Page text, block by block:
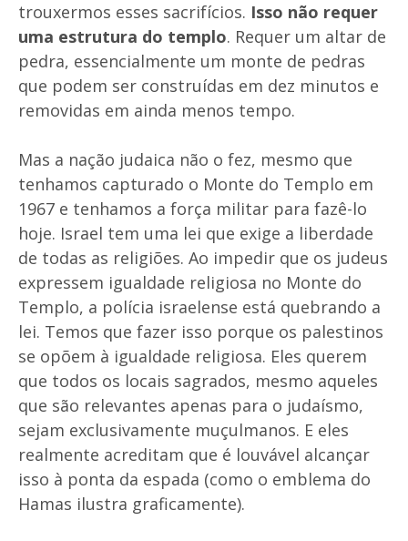
trouxermos esses sacrifícios. Isso não requer
uma estrutura do templo. Requer um altar de
pedra, essencialmente um monte de pedras
que podem ser construídas em dez minutos e
removidas em ainda menos tempo.
Mas a nação judaica não o fez, mesmo que
tenhamos capturado o Monte do Templo em
1967 e tenhamos a força militar para fazê-lo
hoje. Israel tem uma lei que exige a liberdade
de todas as religiões. Ao impedir que os judeus
expressem igualdade religiosa no Monte do
Templo, a polícia israelense está quebrando a
lei. Temos que fazer isso porque os palestinos
se opõem à igualdade religiosa. Eles querem
que todos os locais sagrados, mesmo aqueles
que são relevantes apenas para o judaísmo,
sejam exclusivamente muçulmanos. E eles
realmente acreditam que é louvável alcançar
isso à ponta da espada (como o emblema do
Hamas ilustra graficamente).